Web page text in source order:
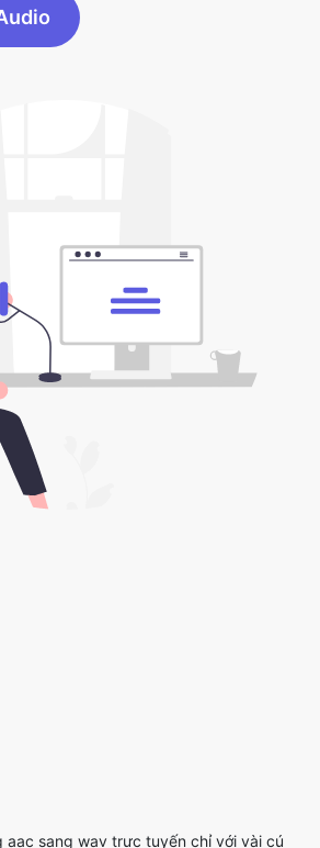
có thể dễ dàng thay đổi định dạng tệp
này. Trình chuyển đổi âm thanh của